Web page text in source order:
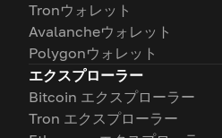
Tronウォレット
Avalancheウォレット
Polygonウォレット
エクスプローラー
Bitcoin エクスプローラー
Tron エクスプローラー